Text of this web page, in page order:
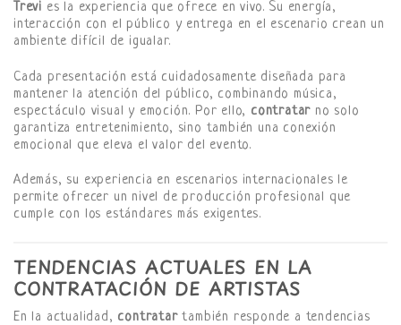
Trevi es la experiencia que ofrece en vivo. Su energía,
interacción con el público y entrega en el escenario crean un
ambiente difícil de igualar.
Cada presentación está cuidadosamente diseñada para
mantener la atención del público, combinando música,
espectáculo visual y emoción. Por ello, contratar no solo
garantiza entretenimiento, sino también una conexión
emocional que eleva el valor del evento.
Además, su experiencia en escenarios internacionales le
permite ofrecer un nivel de producción profesional que
cumple con los estándares más exigentes.
TENDENCIAS ACTUALES EN LA
CONTRATACIÓN DE ARTISTAS
En la actualidad, contratartambién responde a tendencias